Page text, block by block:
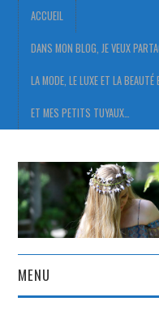
ACCUEIL
DANS MON BLOG, JE VEUX
LA MODE, LE LUXE ET LA
ET MES PETITS TUYAUX…
MENU